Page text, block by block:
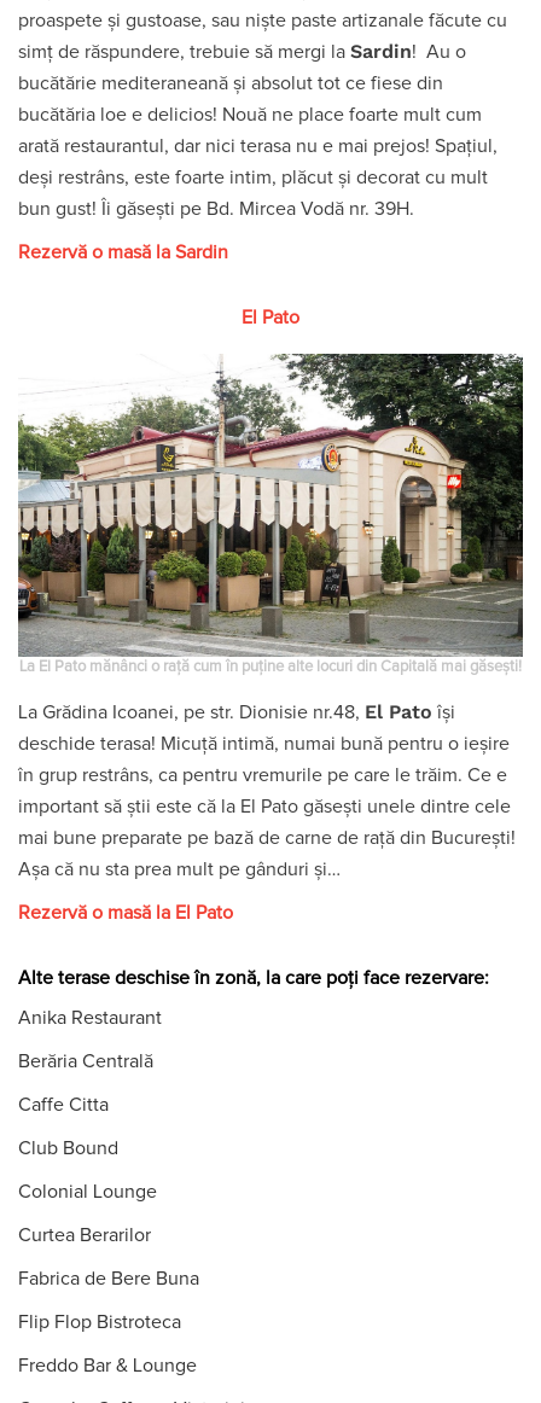
proaspete și gustoase, sau niște paste artizanale făcute cu
simț de răspundere, trebuie să mergi la Sardin! Au o
bucătărie mediteraneană și absolut tot ce fiese din
bucătăria loe e delicios! Nouă ne place foarte mult cum
arată restaurantul, dar nici terasa nu e mai prejos! Spațiul,
deși restrâns, este foarte intim, plăcut și decorat cu mult
bun gust! Îi găsești pe Bd. Mircea Vodă nr. 39H.
Rezervă o masă la Sardin
El Pato
La El Pato mănânci o rață cum în puține alte locuri din Capitală mai găsești!
La Grădina Icoanei, pe str. Dionisie nr.48, El Pato își
deschide terasa! Micuță intimă, numai bună pentru o ieșire
în grup restrâns, ca pentru vremurile pe care le trăim. Ce e
important să știi este că la El Pato găsești unele dintre cele
mai bune preparate pe bază de carne de rață din București!
Așa că nu sta prea mult pe gânduri și…
Rezervă o masă la El Pato
Alte terase deschise în zonă, la care poți face rezervare:
Anika Restaurant
Berăria Centrală
Caffe Citta
Club Bound
Colonial Lounge
Curtea Berarilor
Fabrica de Bere Buna
Flip Flop Bistroteca
Freddo Bar & Lounge